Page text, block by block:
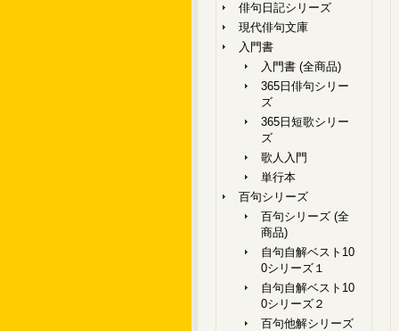
俳句日記シリーズ
現代俳句文庫
入門書
入門書 (全商品)
365日俳句シリー
ズ
365日短歌シリー
ズ
歌人入門
単行本
百句シリーズ
百句シリーズ (全
商品)
自句自解ベスト10
0シリーズ１
自句自解ベスト10
0シリーズ２
百句他解シリーズ